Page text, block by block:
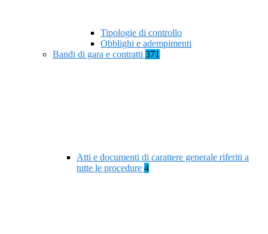
Tipologie di controllo
Obblighi e adempimenti
Bandi di gara e contratti 371
Atti e documenti di carattere generale riferiti a
tutte le procedure 4